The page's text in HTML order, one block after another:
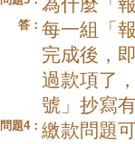
答： 每一組「
完成後，
過款項了
號」抄寫
問題4： 繳款問題